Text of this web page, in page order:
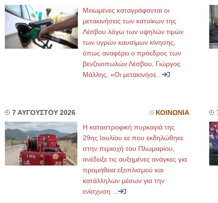
Μειωμένες καταγράφονται οι
μετακινήσεις των κατοίκων της
Λέσβου λόγω των υψηλών τιμών
των υγρών καυσίμων κίνησης,
όπως αναφέρει ο πρόεδρος των
βενζινοπωλών Λέσβου, Γιώργος
Μάλλης. «Οι μετακινήσε...
7 ΑΥΓΟΥΣΤΟΥ 2026 ΚΟΙΝΩΝΙΑ
Η καταστροφική πυρκαγιά της
29ης Ιουλίου εε που εκδηλώθηκε
στην περιοχή του Πλωμαρίου,
ανέδειξε τις αυξημένες ανάγκες για
προμήθεια εξοπλισμού και
κατάλληλων μέσων για την
ενίσχυση ...